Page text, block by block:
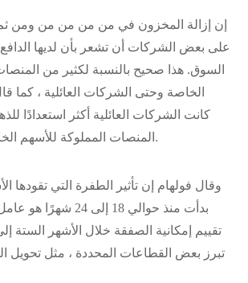
إن إزالة المخزون في من من من من ومن
على بعض الشركات أن تشعر بأن لديها الدافع
السوق. هذا صحيح بالنسبة لكثير من
الخاصة وحتى الشركات العائلية ، كما
كانت الشركات العائلية أكثر استعدادًا
المنصات المملوكة للأسهم الخاصة وستظل كذلك.
وقال فولهام إن تأثير الطفرة التي تقودها
بدأت منذ حوالي 18 إلى
تبرز بعض القطاعات المحددة ، مثل تحويل